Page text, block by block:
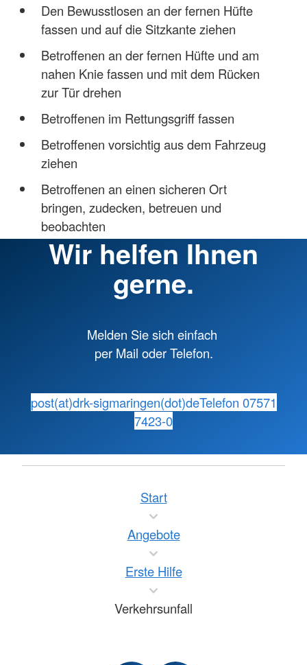
Den Bewusstlosen an der fernen Hüfte
fassen und auf die Sitzkante ziehen
Betroffenen an der fernen Hüfte und am
nahen Knie fassen und mit dem Rücken
zur Tür drehen
Betroffenen im Rettungsgriff fassen
Betroffenen vorsichtig aus dem Fahrzeug
ziehen
Betroffenen an einen sicheren Ort
bringen, zudecken, betreuen und
beobachten
Wir helfen Ihnen
gerne.
Melden Sie sich einfach
per Mail oder Telefon.
post(at)drk-sigmaringen(dot)deTelefon 07571
7423-0
Start
Angebote
Erste Hilfe
Verkehrsunfall